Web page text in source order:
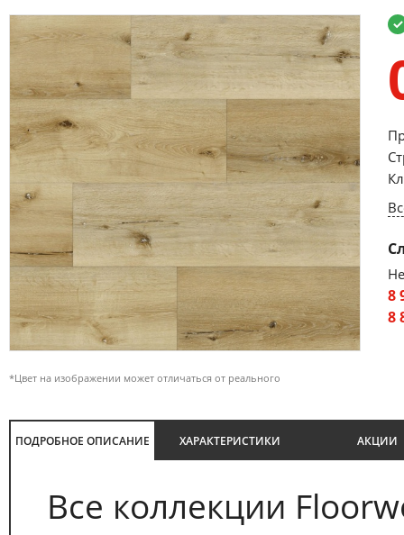
*Цвет на изображении может отличаться от реального
8
8
ПОДРОБНОЕ ОПИСАНИЕ ХАРАКТЕРИСТИКИ АКЦИИ
Все коллекции